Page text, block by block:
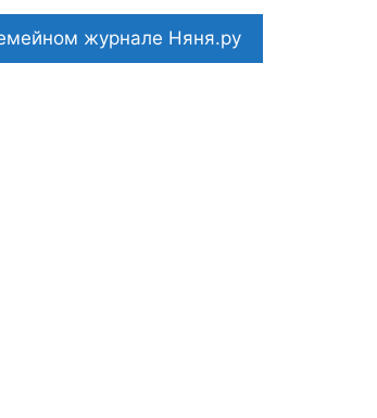
журнале Няня.ру